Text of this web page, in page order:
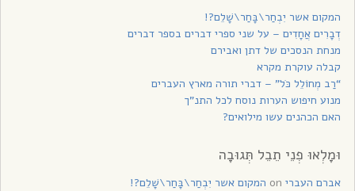
המקום אשר יִבְחַר\בָּחַר\שָׁלֵם?!
דְבָרִים אֲחָדִים – על שני ספרי דברים בספר דברים
מנחת הנסכים של דתן ואבירם
קבלה עוקרת מקרא
“רַב מְחוֹלֵל כֹּל” – דברי תורה מארץ העברים
מנוע חיפוש הערות נוסח לכל התנ”ך
האם הכהנים עשו מילואים?
וּמָלְאוּ פְנֵי תֵבֵל תְּגוּבָה
אברם העברי המקום אשר יִבְחַר\בָּחַר\שָׁלֵם?!